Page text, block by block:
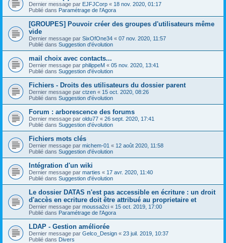
Dernier message par EJFJCorp « 18 nov. 2020, 01:17
Publié dans Paramétrage de l'Agora
[GROUPES] Pouvoir créer des groupes d'utilisateurs même
vide
Dernier message par SixOfOne34 « 07 nov. 2020, 11:57
Publié dans Suggestion d'évolution
mail choix avec contacts...
Dernier message par philippeM « 05 nov. 2020, 13:41
Publié dans Suggestion d'évolution
Fichiers - Droits des utilisateurs du dossier parent
Dernier message par ctzen « 15 oct. 2020, 08:26
Publié dans Suggestion d'évolution
Forum : arborescence des forums
Dernier message par oldu77 « 26 sept. 2020, 17:41
Publié dans Suggestion d'évolution
Fichiers mots clés
Dernier message par michem-01 « 12 août 2020, 11:58
Publié dans Suggestion d'évolution
Intégration d'un wiki
Dernier message par marties « 17 avr. 2020, 11:40
Publié dans Suggestion d'évolution
Le dossier DATAS n'est pas accessible en écriture : un droit
d'accès en ecriture doit être attribué au proprietaire et
Dernier message par moussa2ci « 15 oct. 2019, 17:00
Publié dans Paramétrage de l'Agora
LDAP - Gestion améliorée
Dernier message par Gelco_Design « 23 juil. 2019, 10:37
Publié dans Divers